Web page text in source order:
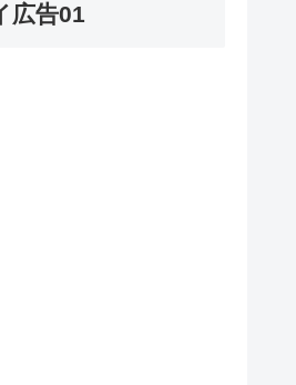
広告01